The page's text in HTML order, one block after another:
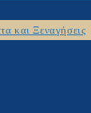
και Ξεναγήσεις